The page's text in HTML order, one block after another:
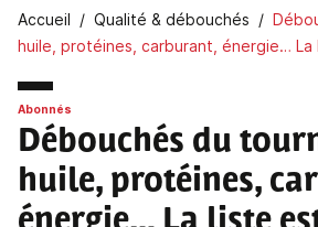
Fil d'Ariane
Accueil Qualité & débouchés
huile, protéines, carburant, énergie…
Abonnés
Débouchés du
huile, protéines,